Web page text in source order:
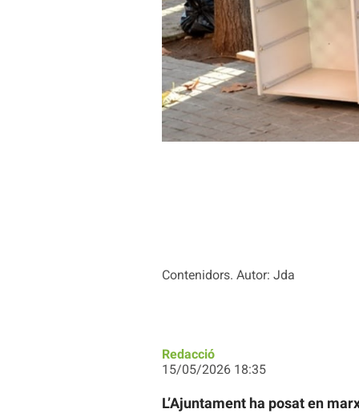
Contenidors. Autor: Jda
Redacció
15/05/2026 18:35
L’Ajuntament ha posat en